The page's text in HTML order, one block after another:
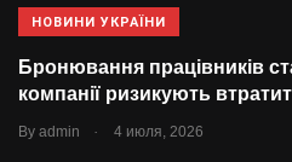
НОВИНИ УКРАЇНИ
Бронювання працівників
компанії ризикують
By admin . 4 июля, 2026